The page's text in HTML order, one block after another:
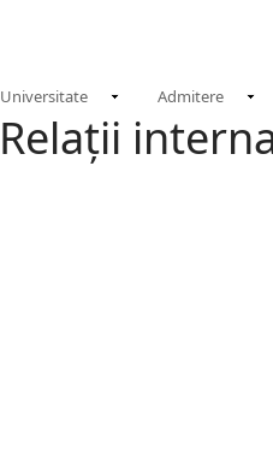
Universitate Admitere
Relații